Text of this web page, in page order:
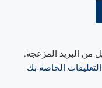
من البريد المزعجة.
الخاصة بك